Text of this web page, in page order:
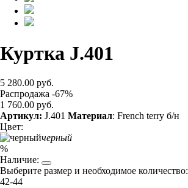
Куртка J.401
5 280.00 руб.
Распродажа -67%
1 760.00 руб.
Артикул: J.401 Материал: French terry б/н
Цвет:
черный
%
Наличие:
Выберите размер и необходимое количество:
42-44